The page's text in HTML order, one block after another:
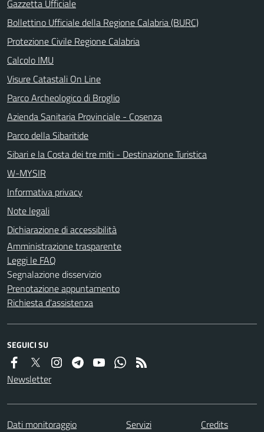
Gazzetta Ufficiale
Bollettino Ufficiale della Regione Calabria (BURC)
Protezione Civile Regione Calabria
Calcolo IMU
Visure Catastali On Line
Parco Archeologico di Broglio
Azienda Sanitaria Provinciale - Cosenza
Parco della Sibaritide
Sibari e la Costa dei tre miti - Destinazione Turistica
W-MYSIR
Informativa privacy
Note legali
Dichiarazione di accessibilità
Amministrazione trasparente
Leggi le FAQ
Segnalazione disservizio
Prenotazione appuntamento
Richiesta d'assistenza
SEGUICI SU
Newsletter
Dati monitoraggio Servizi
Credits